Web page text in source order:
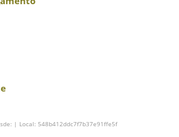
| Local: 548b412ddc7f7b37e91ffe5f